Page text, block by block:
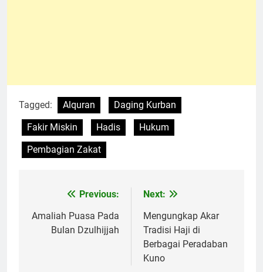
Tagged: Alquran
Daging Kurban
Fakir Miskin
Hadis
Hukum
Pembagian Zakat
Navigasi
pos
Previous:
Amaliah Puasa Pada
Bulan Dzulhijjah
Next:
Mengungkap Akar
Tradisi Haji di
Berbagai Peradaban
Kuno